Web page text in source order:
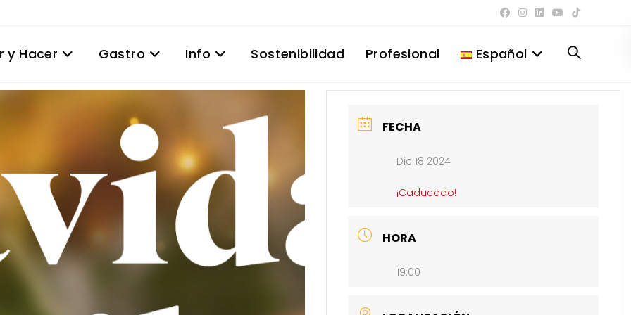
y Hacer Gastro Info Sostenibilidad Profesional Español Alternar
FECHA
Dic 18 2024
¡Caducado!
HORA
19:00